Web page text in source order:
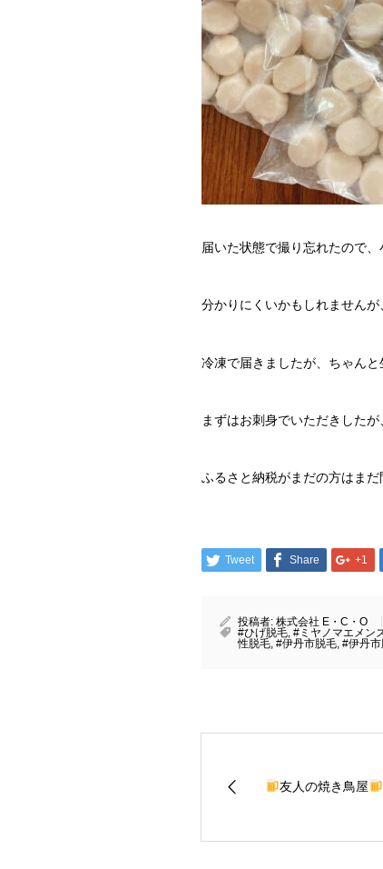
届いた状態で撮り忘れたので
分かりにくいかもしれません
冷凍で届きましたが、ちゃん
まずはお刺身でいただきした
ふるさと納税がまだの方はま
Tweet Share +1
投稿者: 株式会社 E・C・O
#ひげ脱毛 #ミヤノマエメン
性脱毛 #伊丹市脱毛 #伊丹
友人の焼き鳥屋